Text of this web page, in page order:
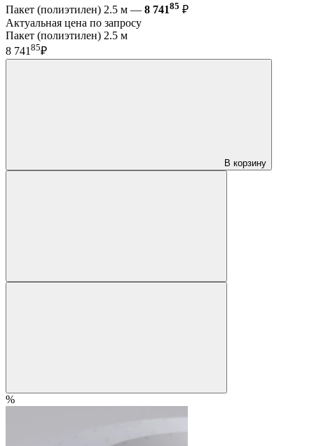
Пакет (полиэтилен) 2.5 м — 8 74185 ₽
Актуальная цена по запросу
Пакет (полиэтилен) 2.5 м
8 74185₽
В корзину
%